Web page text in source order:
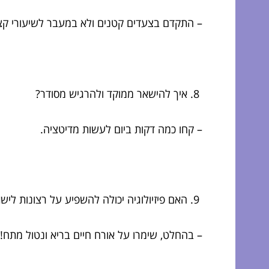
– התקדם בצעדים קטנים ולא במעבר לשיעורי
איך להישאר ממוקד ולהרגיש מסודר?
– קחו כמה דקות ביום לעשות מדיטציה.
האם פיזיולוגיה יכולה להשפיע על רצונות
– בהחלט, שימרו על אורח חיים בריא ונטול מתח!